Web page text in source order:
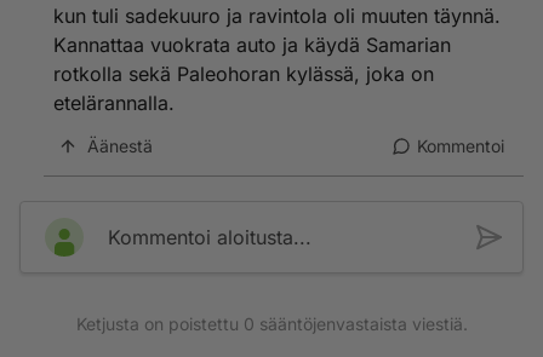
kun tuli sadekuuro ja ravintola oli muuten täynnä.
Kannattaa vuokrata auto ja käydä Samarian
rotkolla sekä Paleohoran kylässä, joka on
etelärannalla.
Äänestä Kommentoi
Kommentoi aloitusta...
Ketjusta on poistettu 0 sääntöjenvastaista viestiä.